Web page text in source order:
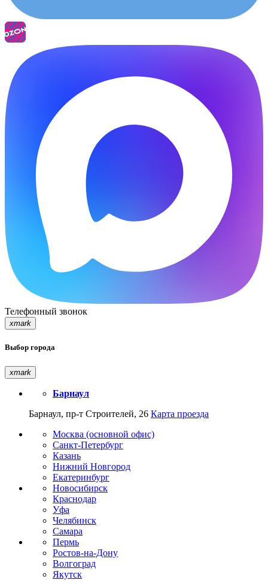
Телефонный звонок
xmark
Выбор города
xmark
Барнаул
Барнаул, пр-т Строителей, 26 Карта проезда
Москва (основной офис)
Санкт-Петербург
Казань
Нижний Новгород
Екатеринбург
Новосибирск
Краснодар
Уфа
Челябинск
Самара
Пермь
Ростов-на-Дону
Волгоград
Якутск